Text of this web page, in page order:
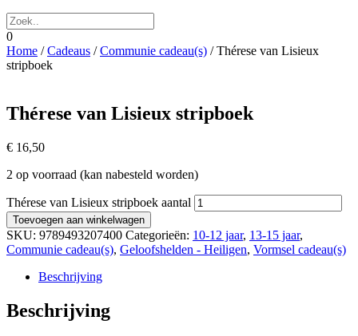
0
Home /Cadeaus /Communie cadeau(s) / Thérese van Lisieux
stripboek
Thérese van Lisieux stripboek
€ 16,50
2 op voorraad (kan nabesteld worden)
Thérese van Lisieux stripboek aantal
Toevoegen aan winkelwagen
SKU: 9789493207400 Categorieën: 10-12 jaar, 13-15 jaar,
Communie cadeau(s), Geloofshelden - Heiligen, Vormsel cadeau(s)
Beschrijving
Beschrijving